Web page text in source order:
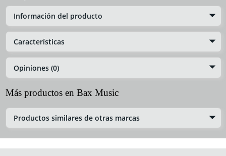
Información del producto
Características
Opiniones (0)
Más productos en Bax Music
Productos similares de otras marcas